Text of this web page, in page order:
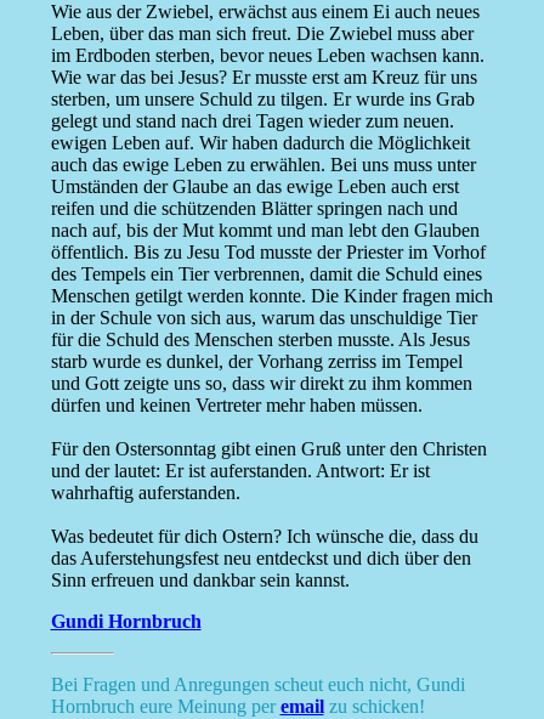
Wie aus der Zwiebel, erwächst aus einem Ei auch neues
Leben, über das man sich freut. Die Zwiebel muss aber
im Erdboden sterben, bevor neues Leben wachsen kann.
Wie war das bei Jesus? Er musste erst am Kreuz für uns
sterben, um unsere Schuld zu tilgen. Er wurde ins Grab
gelegt und stand nach drei Tagen wieder zum neuen.
ewigen Leben auf. Wir haben dadurch die Möglichkeit
auch das ewige Leben zu erwählen. Bei uns muss unter
Umständen der Glaube an das ewige Leben auch erst
reifen und die schützenden Blätter springen nach und
nach auf, bis der Mut kommt und man lebt den Glauben
öffentlich. Bis zu Jesu Tod musste der Priester im Vorhof
des Tempels ein Tier verbrennen, damit die Schuld eines
Menschen getilgt werden konnte. Die Kinder fragen mich
in der Schule von sich aus, warum das unschuldige Tier
für die Schuld des Menschen sterben musste. Als Jesus
starb wurde es dunkel, der Vorhang zerriss im Tempel
und Gott zeigte uns so, dass wir direkt zu ihm kommen
dürfen und keinen Vertreter mehr haben müssen.
Für den Ostersonntag gibt einen Gruß unter den Christen
und der lautet: Er ist auferstanden. Antwort: Er ist
wahrhaftig auferstanden.
Was bedeutet für dich Ostern? Ich wünsche die, dass du
das Auferstehungsfest neu entdeckst und dich über den
Sinn erfreuen und dankbar sein kannst.
Gundi Hornbruch
Bei Fragen und Anregungen scheut euch nicht, Gundi
Hornbruch eure Meinung peremailzu schicken!